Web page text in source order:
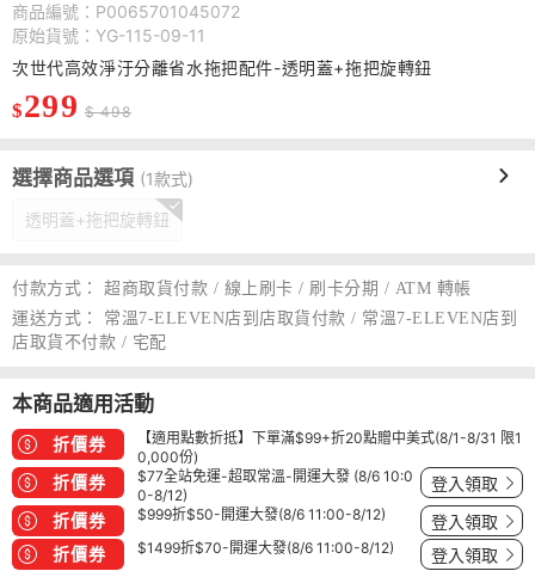
商品編號：P0065701045072
原始貨號：YG-115-09-11
次世代高效淨汙分離省水拖把配件-透明蓋+拖把旋轉鈕
$299 $ 498
選擇商品選項 (1款式)
透明蓋+拖把旋轉鈕
付款方式：
超商取貨付款 / 線上刷卡 / 刷卡分期 / ATM 轉帳
運送方式：
常溫7-ELEVEN店到店取貨付款 / 常溫7-ELEVEN店到
店取貨不付款 / 宅配
本商品適用活動
折價券
【適用點數折抵】下單滿$99+折20點贈中美式(8/1-8/31 限1
0,000份)
折價券
$77全站免運-超取常溫-開運大發 (8/6 10:0
0-8/12)
登入領取
折價券 $999折$50-開運大發(8/6 11:00-8/12) 登入領取
折價券 $1499折$70-開運大發(8/6 11:00-8/12) 登入領取